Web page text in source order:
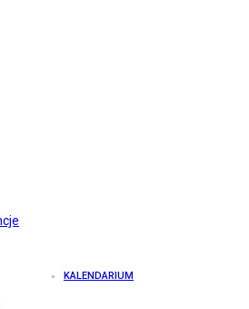
KALENDARIUM